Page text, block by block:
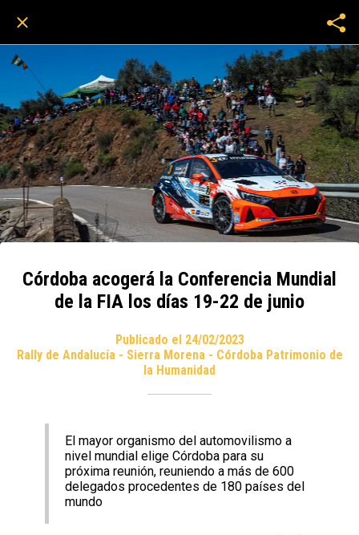
Córdoba acogerá la Conferencia Mundial
de la FIA los días 19-22 de junio
Publicado el 24/02/2023
Rally de Andalucía - Sierra Morena - Córdoba Patrimonio de
la Humanidad
El mayor organismo del automovilismo a
nivel mundial elige Córdoba para su
próxima reunión, reuniendo a más de 600
delegados procedentes de 180 países del
mundo